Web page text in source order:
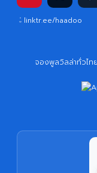
linktr.ee/haadoo
จองพูลวิลล่าทั่วไ